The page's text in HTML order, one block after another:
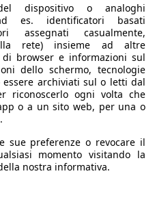
7,4kW
81 KW
(110 PS)
OBC 7,4kW
dispositivo o analoghi
es. identificatori basati
assegnati casualmente,
rete) insieme ad altre
browser e informazioni sul
dello schermo, tecnologie
essere archiviati sul o letti dal
riconoscerlo ogni volta che
o a un sito web, per una o
sue preferenze o revocare il
momento visitando la
nostra informativa.